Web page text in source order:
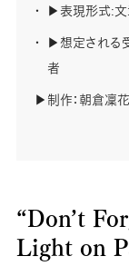
▶︎表現形式:
▶︎想定される
者
▶︎制作：朝倉凜花
“Don’t
Light on